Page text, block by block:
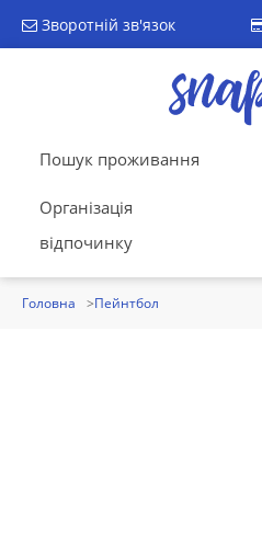
Зворотній зв'язок
Пошук проживання
Організація
відпочинку
Головна Пейнтбол